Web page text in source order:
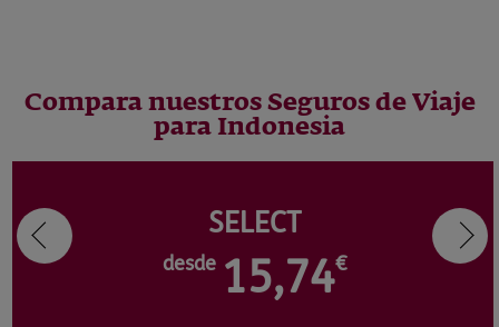
Compara nuestros Seguros de Viaje
para Indonesia
SELECT
desde 15,74€